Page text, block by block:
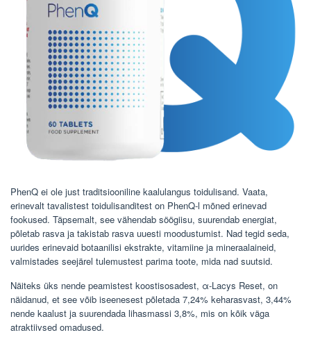
PhenQ ei ole just traditsiooniline kaalulangus toidulisand. Vaata,
erinevalt tavalistest toidulisanditest on PhenQ-l mõned erinevad
fookused. Täpsemalt, see vähendab söögiisu, suurendab energiat,
põletab rasva ja takistab rasva uuesti moodustumist. Nad tegid seda,
uurides erinevaid botaanilisi ekstrakte, vitamiine ja mineraalaineid,
valmistades seejärel tulemustest parima toote, mida nad suutsid.
Näiteks üks nende peamistest koostisosadest, α-Lacys Reset, on
näidanud, et see võib iseenesest põletada 7,24% keharasvast, 3,44%
nende kaalust ja suurendada lihasmassi 3,8%, mis on kõik väga
atraktiivsed omadused.